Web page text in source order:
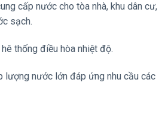
cấp nước cho tòa nhà, khu dân cư,
sạch.
thống điều hòa nhiệt độ.
lượng nước lớn đáp ứng nhu cầu các